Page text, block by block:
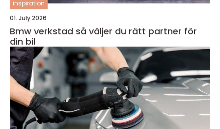
inspiration
01. July 2026
Bmw verkstad så väljer du rätt partner för
din bil